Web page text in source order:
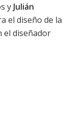
y Julián
el diseño de la
el diseñador